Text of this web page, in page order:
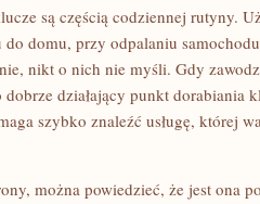
są częścią codziennej rutyny.
domu, przy odpalaniu
nikt o nich nie myśli. Gdy
dobrze działający punkt dorabiania
szybko znaleźć usługę, której
można powiedzieć, że jest ona